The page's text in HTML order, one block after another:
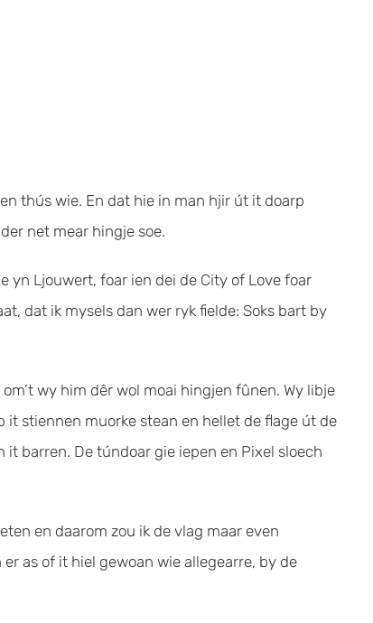
thús wie. En dat hie in man hjir út it doarp
net mear hingje soe.
yn Ljouwert, foar ien dei de City of Love foar
dat ik mysels dan wer ryk fielde: Soks bart by
wy him dêr wol moai hingjen fûnen. Wy libje
it stiennen muorke stean en hellet de flage út de
it barren. De túndoar gie iepen en Pixel sloech
en daarom zou ik de vlag maar even
as of it hiel gewoan wie allegearre, by de